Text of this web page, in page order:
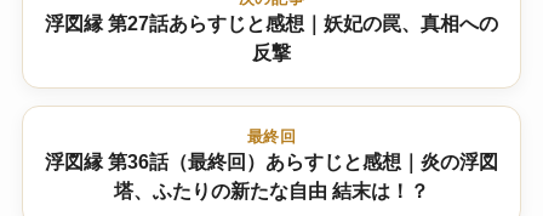
浮図縁 第27話あらすじと感想｜妖妃の罠、真相への
反撃
最終回
浮図縁 第36話（最終回）あらすじと感想｜炎の浮図
塔、ふたりの新たな自由 結末は！？